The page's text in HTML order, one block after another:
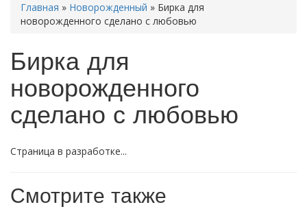
Главная » Новорожденный » Бирка для
новорожденного сделано с любовью
Бирка для
новорожденного
сделано с любовью
Страница в разработке...
Смотрите также